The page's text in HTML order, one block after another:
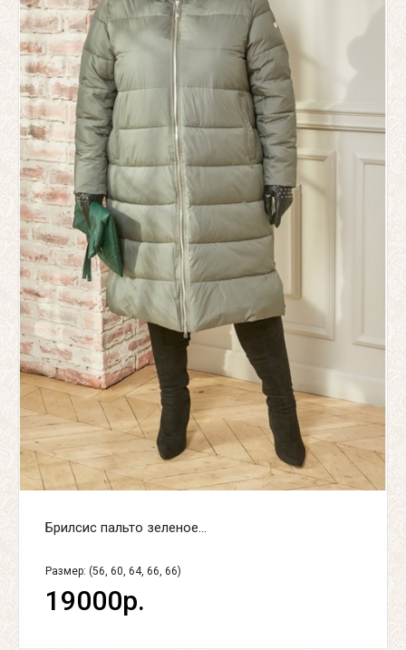
Брилсис пальто зеленое...
Размер: (56, 60, 64, 66, 66)
19000р.